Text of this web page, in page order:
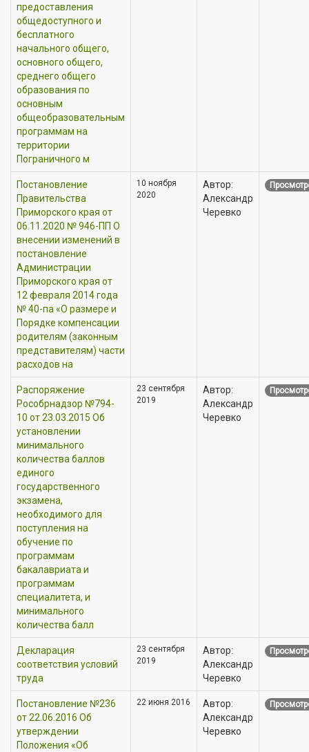
предоставления
общедоступного и
бесплатного
начального общего,
основного общего,
среднего общего
образования по
основным
общеобразовательным
программам на
территории
Пограничного м
Постановление
Правительства
Приморского края от
06.11.2020 № 946-ПП О
внесении изменений в
постановление
Администрации
Приморского края от
12 февраля 2014 года
№ 40-па «О размере и
Порядке компенсации
родителям (законным
представителям) части
расходов на
10 ноября
2020
Автор:
Александр
Черевко
Распоряжение
Рособрнадзор №794-
10 от 23.03.2015 Об
установлении
минимального
количества баллов
единого
государственного
экзамена,
необходимого для
поступления на
обучение по
программам
бакалавриата и
программам
специалитета, и
минимального
количества балл
23 сентября
2019
Автор:
Александр
Черевко
Декларация
соответствия условий
труда
23 сентября
2019
Автор:
Александр
Черевко
Постановление №236
от 22.06.2016 Об
утверждении
Положения «Об
22 июня 2016
Автор:
Александр
Черевко